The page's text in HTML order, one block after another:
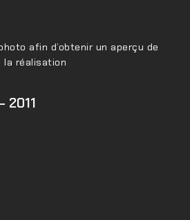
afin d’obtenir un aperçu de
la réalisation
2011